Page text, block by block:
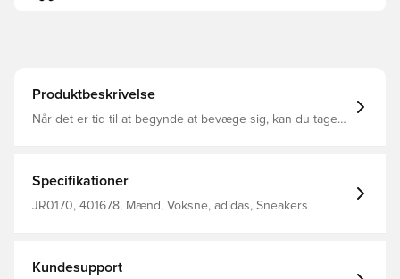
Produktbeskrivelse
Når det er tid til at begynde at bevæge sig, kan du tage
holdbarhed og komfort kilometer efter kilometer, mens
gummiydersålen giver fremragende greb for at holde dig
i kontrol. Uanset hvordan du spiller stilspillet, tilføjer disse
Specifikationer
JR0170, 401678, Mænd, Voksne, adidas, Sneakers
Kundesupport